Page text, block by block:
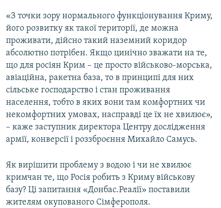
«З точки зору нормального функціонування Криму,
його розвитку як такої території, де можна
проживати, дійсно такий наземний коридор
абсолютно потрібен. Якщо цинічно зважати на те,
що для росіян Крим – це просто військово-морська,
авіаційна, ракетна база, то в принципі для них
сільське господарство і стан проживання
населення, тобто в яких вони там комфортних чи
некомфортних умовах, насправді це їх не хвилює»,
– каже заступник директора Центру дослідження
армії, конверсії і роззброєння Михайло Самусь.
Як вирішити проблему з водою і чи не хвилює
кримчан те, що Росія робить з Криму військову
базу? Ці запитання «Донбас.Реалії» поставили
жителям окупованого Сімферополя.